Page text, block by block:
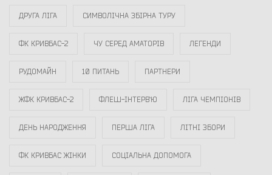
ДРУГА ЛІГА СИМВОЛІЧНА ЗБІРНА ТУРУ
ФК КРИВБАС-2 ЧУ СЕРЕД АМАТОРІВ ЛЕГЕНДИ
РУДОМАЙН 10 ПИТАНЬ ПАРТНЕРИ
ЖФК КРИВБАС-2 ФЛЕШ-ІНТЕРВ`Ю ЛІГА ЧЕМПІОНІВ
ДЕНЬ НАРОДЖЕННЯ ПЕРША ЛІГА ЛІТНІ ЗБОРИ
ФК КРИВБАС ЖІНКИ СОЦІАЛЬНА ДОПОМОГА